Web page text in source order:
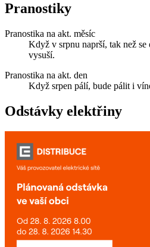
Pranostiky
Pranostika na akt. měsíc
Když v srpnu naprší, tak než
vysuší.
Pranostika na akt. den
Když srpen pálí, bude pálit i
Odstávky elektřiny